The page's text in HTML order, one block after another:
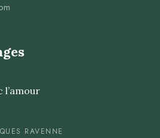
l’amour
RAVENNE